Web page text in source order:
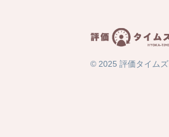
© 2025 評価タイムズ.